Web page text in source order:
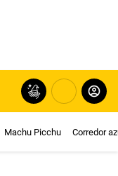
Machu Picchu Corredor